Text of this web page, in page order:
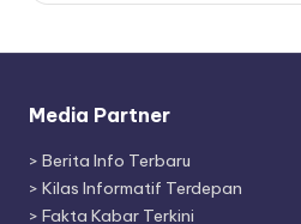
Media Partner
> Berita Info Terbaru
> Kilas Informatif Terdepan
> Fakta Kabar Terkini